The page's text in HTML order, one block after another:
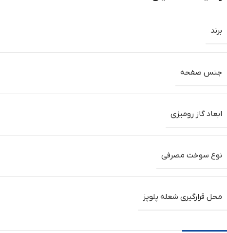
برند
جنس صفحه
ابعاد گاز رومیزی
نوع سوخت مصرفی
محل قرارگیری شعله پلوپز